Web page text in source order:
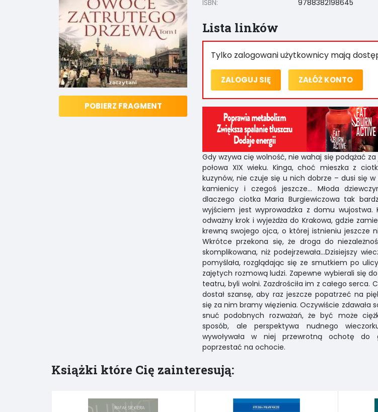
POBIERZ FRAGMENT
ISBN:
9788382198645
Lista linków
Tylko zalogowani użytkownicy mają
ZALOGUJ SIĘ ZAŁÓŻ KONTO
Gdy wzywa cię wolność, nie wahaj się podążać
połowa XIX wieku. Kinga, choć mieszka z
kuzynów, nie czuje się u nich dobrze – dusi się
kamienicy i czegoś jeszcze… Młoda
dlaczego ciotka Maria Burgiewiczowa tak
wyjściem jest wyprowadzka z domu
odważny krok i wyjeżdża do Krakowa, gdzie
krewną swojego ojca, o której istnieniu jeszcze
Wkrótce przekona się, że droga do
skomplikowana, niż podejrzewała…Dzisiejszy
pomyślała, rozglądając się ze smutkiem po
zajętych rozmową ludzi. Zapewne wybierali się
teatru, byli wolni. Zazdrościła im z całego serca.
dostał szansę, aby raz jeszcze popatrzeć na
się za nim bramy więzienia. Oczywiście zdawała
snuć podobnych rozważań, że być może
sposób, ale perspektywa nudnego
wywoływała w niej przewrotną ochotę do
poprzestać na ochocie.
Książki które Cię zainteresują: